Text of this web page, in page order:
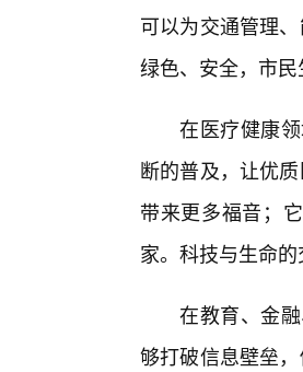
可以为交通管理
绿色、安全，市
在医疗健康
断的普及，让优
带来更多福音；
家。科技与生命
在教育、金
够打破信息壁垒